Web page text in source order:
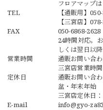
フロアマップは
TEL
【通販用】
【三宮店】
FAX
050-6868-2628
24時間対応。
しくは翌日以
営業時間
通販お問い合
三宮店営業時
定休日
通販お問い合
盆・年末年始
三宮店定休日
E-mail
info@gyo-